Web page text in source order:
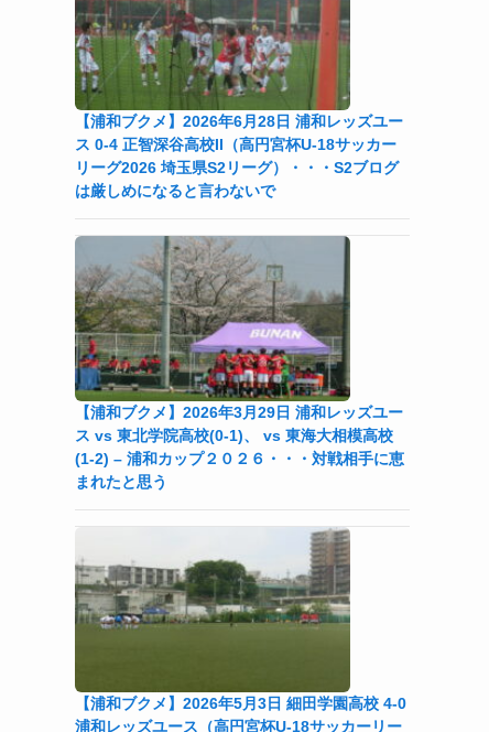
【浦和ブクメ】2026年6月28日 浦和レッズユー
ス 0-4 正智深谷高校II（高円宮杯U-18サッカー
リーグ2026 埼玉県S2リーグ）・・・S2ブログ
は厳しめになると言わないで
【浦和ブクメ】2026年3月29日 浦和レッズユー
ス vs 東北学院高校(0-1)、 vs 東海大相模高校
(1-2) – 浦和カップ２０２６・・・対戦相手に恵
まれたと思う
【浦和ブクメ】2026年5月3日 細田学園高校 4-0
浦和レッズユース（高円宮杯U-18サッカーリー